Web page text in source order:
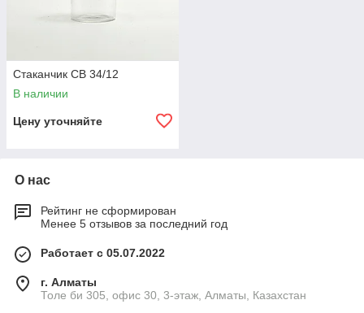
Стаканчик СВ 34/12
В наличии
Цену уточняйте
О нас
Рейтинг не сформирован
Менее 5 отзывов за последний год
Работает с 05.07.2022
г. Алматы
Толе би 305, офис 30, 3-этаж, Алматы, Казахстан